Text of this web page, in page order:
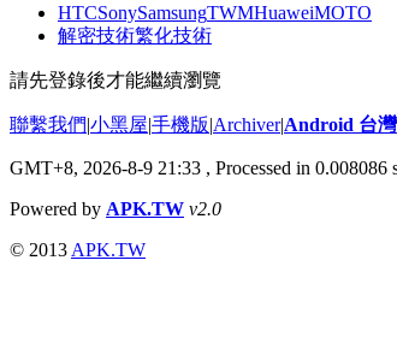
HTCSonySamsungTWMHuaweiMOTO
解密技術繁化技術
請先登錄後才能繼續瀏覽
聯繫我們|小黑屋|手機版|Archiver|Android 台
GMT+8, 2026-8-9 21:33 , Processed in
Powered by APK.TW v2.0
© 2013 APK.TW